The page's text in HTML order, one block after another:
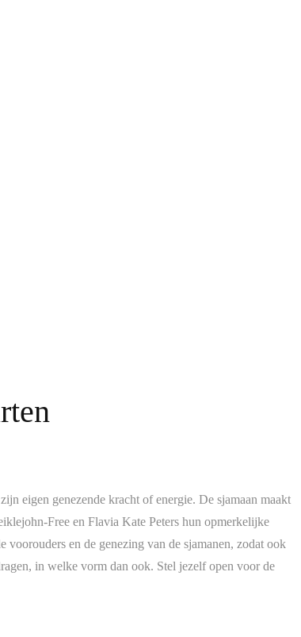
eigen genezende kracht of energie. De sjamaan maakt
Free en Flavia Kate Peters hun opmerkelijke
en de genezing van de sjamanen, zodat ook
in welke vorm dan ook. Stel jezelf open voor de